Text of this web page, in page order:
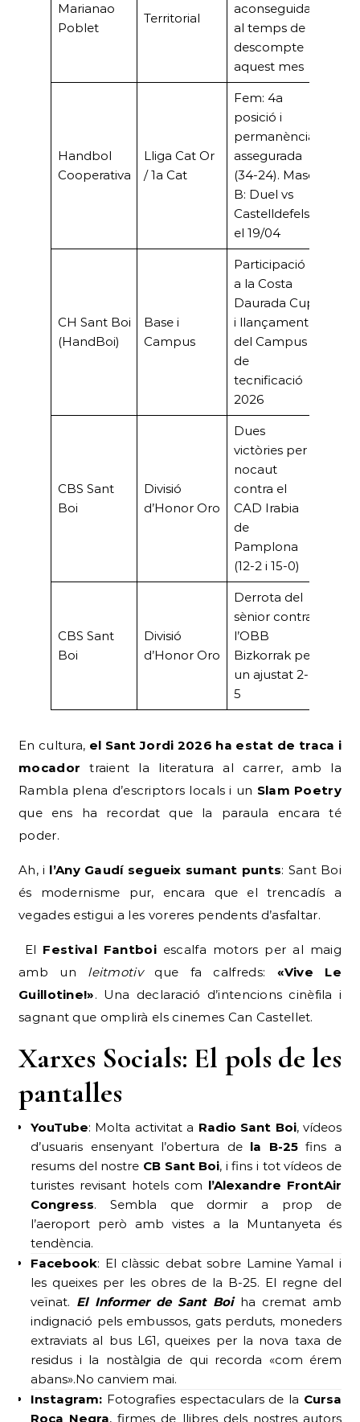
Marianao
Poblet
Territorial
aconseguida
al temps de
descompte
aquest mes
Handbol
Cooperativa
Lliga Cat Or
/ 1a Cat
Fem: 4a
posició i
permanència
assegurada
(34-24). Masc
B: Duel vs
Castelldefels
el 19/04
CH Sant Boi
(HandBoi)
Base i
Campus
Participació
a la Costa
Daurada Cup
i llançament
del Campus
de
tecnificació
2026
CBS Sant
Boi
Divisió
d’Honor Oro
Dues
victòries per
nocaut
contra el
CAD Irabia
de
Pamplona
(12-2 i 15-0)
CBS Sant
Boi
Divisió
d’Honor Oro
Derrota del
sènior contra
l’OBB
Bizkorrak per
un ajustat 2-
5
En cultura, el Sant Jordi 2026 ha estat de traca i
mocador traient la literatura al carrer, amb la
Rambla plena d’escriptors locals i un Slam Poetry
que ens ha recordat que la paraula encara té
poder.
Ah, i l’Any Gaudí segueix sumant punts: Sant Boi
és modernisme pur, encara que el trencadís a
vegades estigui a les voreres pendents d’asfaltar.
El Festival Fantboiescalfa motors per al maig
amb un leitmotivque fa calfreds: «Vive Le
Guillotine!». Una declaració d’intencions cinèfila i
sagnant que omplirà els cinemes Can Castellet.
Xarxes Socials: El pols de les
pantalles
YouTube: Molta activitat a Radio Sant Boi, vídeos
d’usuaris ensenyant l’obertura de la B-25fins a
resums del nostre CB Sant Boi, i fins i tot vídeos de
turistes revisant hotels com l’Alexandre FrontAir
Congress. Sembla que dormir a prop de
l’aeroport però amb vistes a la Muntanyeta és
tendència.
Facebook: El clàssic debat sobre Lamine Yamal i
les queixes per les obres de la B-25. El regne del
veïnat. El Informer de Sant Boiha cremat amb
indignació pels embussos, gats perduts, moneders
extraviats al bus L61, queixes per la nova taxa de
residus i la nostàlgia de qui recorda «com érem
abans».No canviem mai.
Instagram: Fotografies espectaculars de la Cursa
Roca Negra, firmes de llibres dels nostres autors